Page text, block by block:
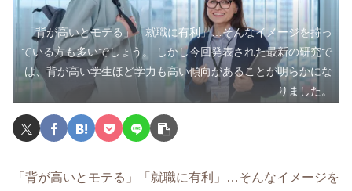
「背が高いとモテる」「就職に有利」…そんなイメージを持っ
ている方も多いでしょう。 しかし今回発表された最新の研究で
は、背が高い学生ほど学力も高い傾向があることが明らかにな
りました。
「背が高いとモテる」「就職に有利」…そんなイメージを